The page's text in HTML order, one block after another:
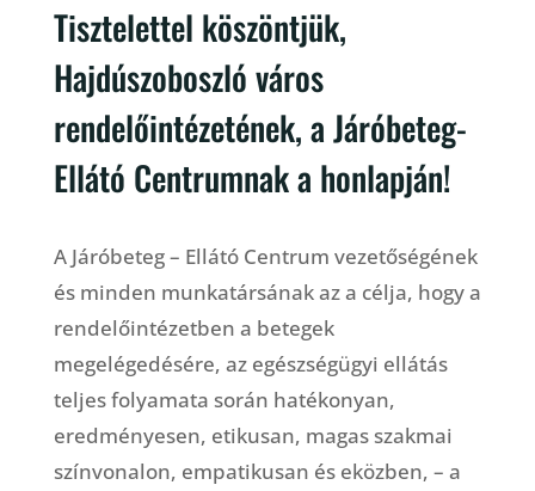
Tisztelettel köszöntjük,
Hajdúszoboszló város
rendelőintézetének, a Járóbeteg-
Ellátó Centrumnak a honlapján!
A Járóbeteg – Ellátó Centrum vezetőségének
és minden munkatársának az a célja, hogy a
rendelőintézetben a betegek
megelégedésére, az egészségügyi ellátás
teljes folyamata során hatékonyan,
eredményesen, etikusan, magas szakmai
színvonalon, empatikusan és eközben, – a